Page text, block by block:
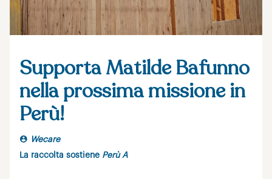
Supporta Matilde Bafunno
nella prossima missione in
Perù!
Wecare
La raccolta sostiene Perù A